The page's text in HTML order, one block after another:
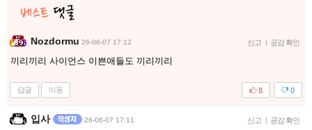
Nozdormu 26-06-07 17:12 신고 | 공감 확인
끼리끼리 사이언스 이쁜애들도 끼리끼리
답글 이동 0
8
입사 26-06-07 17:11 신고 | 공감 확인